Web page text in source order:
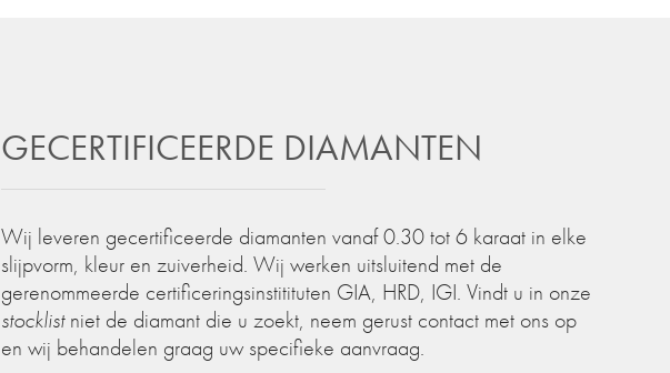
GECERTIFICEERDE DIAMANTEN
Wij leveren gecertificeerde diamanten vanaf 0.30 tot 6 karaat in elke
slijpvorm, kleur en zuiverheid. Wij werken uitsluitend met de
gerenommeerde certificeringsinstitituten GIA, HRD, IGI. Vindt u in onze
stocklistniet de diamant die u zoekt, neem gerust contact met ons op
en wij behandelen graag uw specifieke aanvraag.